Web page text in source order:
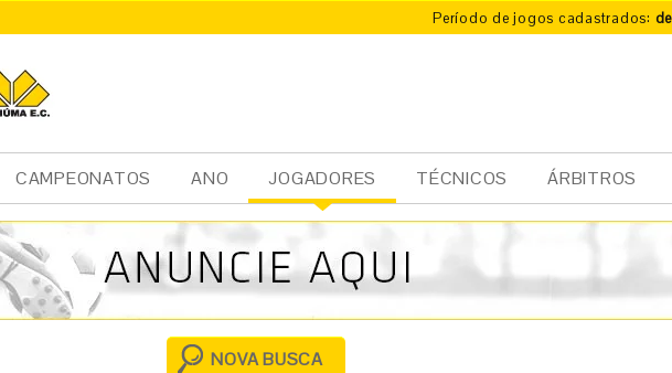
Período de jogos cadastrados:
CAMPEONATOS ANO JOGADORES TÉCNICOS ÁRBITROS
cia
l
NOVA BUSCA